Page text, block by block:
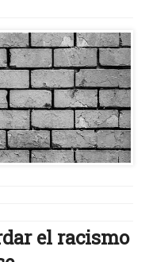
el racismo